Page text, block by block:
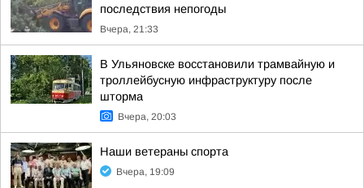
последствия непогоды
Вчера, 21:33
В Ульяновске восстановили трамвайную и
троллейбусную инфраструктуру после
шторма
Вчера, 20:03
Наши ветераны спорта
Вчера, 19:09